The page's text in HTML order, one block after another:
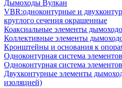
Дымоходы Вулкан
VBR:одноконтурные и
круглого сечения окрашенные
Коаксиальные элементы
Коллективные элементы
Кронштейны и основания к
Одноконтурная система
Одноконтурная система
Двухконтурные элементы
изоляцией)